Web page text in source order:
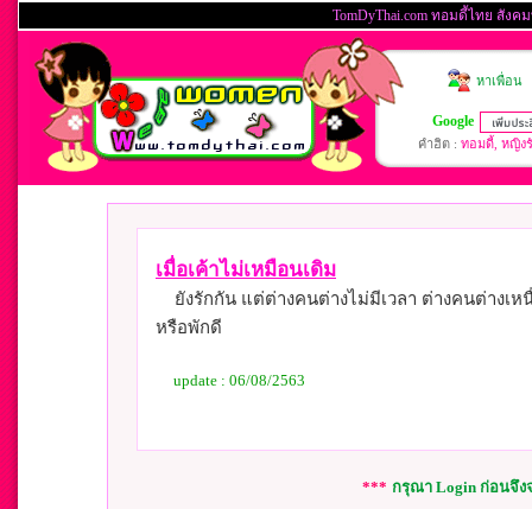
เมื่อเค้าไม่เหมือนเดิม
ยังรักกัน แต่ต่างคนต่างไม่มีเวลา ต่างคนต่างเ
หรือพักดี
update : 06/08/2563
*** กรุณา Login ก่อนจึง